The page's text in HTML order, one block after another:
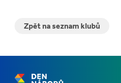
Zpět na seznam klubů